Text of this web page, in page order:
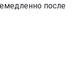
после